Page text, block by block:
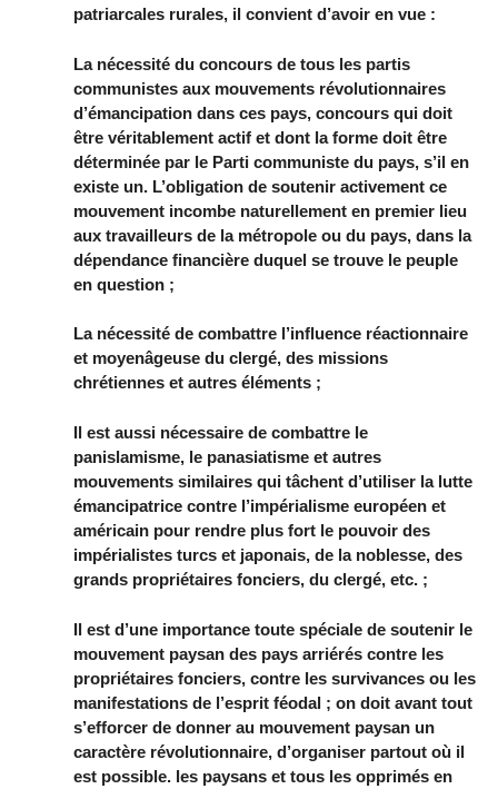
patriarcales rurales, il convient d’avoir en vue :
La nécessité du concours de tous les partis
communistes aux mouvements révolutionnaires
d’émancipation dans ces pays, concours qui doit
être véritablement actif et dont la forme doit être
déterminée par le Parti communiste du pays, s’il en
existe un. L’obligation de soutenir activement ce
mouvement incombe naturellement en premier lieu
aux travailleurs de la métropole ou du pays, dans la
dépendance financière duquel se trouve le peuple
en question ;
La nécessité de combattre l’influence réactionnaire
et moyenâgeuse du clergé, des missions
chrétiennes et autres éléments ;
Il est aussi nécessaire de combattre le
panislamisme, le panasiatisme et autres
mouvements similaires qui tâchent d’utiliser la lutte
émancipatrice contre l’impérialisme européen et
américain pour rendre plus fort le pouvoir des
impérialistes turcs et japonais, de la noblesse, des
grands propriétaires fonciers, du clergé, etc. ;
Il est d’une importance toute spéciale de soutenir le
mouvement paysan des pays arriérés contre les
propriétaires fonciers, contre les survivances ou les
manifestations de l’esprit féodal ; on doit avant tout
s’efforcer de donner au mouvement paysan un
caractère révolutionnaire, d’organiser partout où il
est possible. les paysans et tous les opprimés en